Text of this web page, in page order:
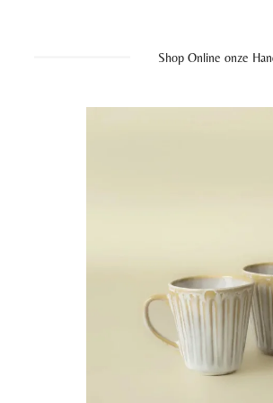
Shop Online onze